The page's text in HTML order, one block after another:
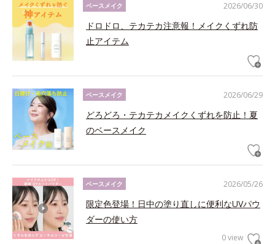
2026/06/30
ベースメイク
ドロドロ、テカテカ注意報！メイクくずれ防
止アイテム
2026/06/29
ベースメイク
どろどろ・テカテカメイクくずれを防止！夏
のベースメイク
2026/05/26
ベースメイク
限定色登場！日中の塗り直しに便利なUVパウ
ダーの使い方
0 view